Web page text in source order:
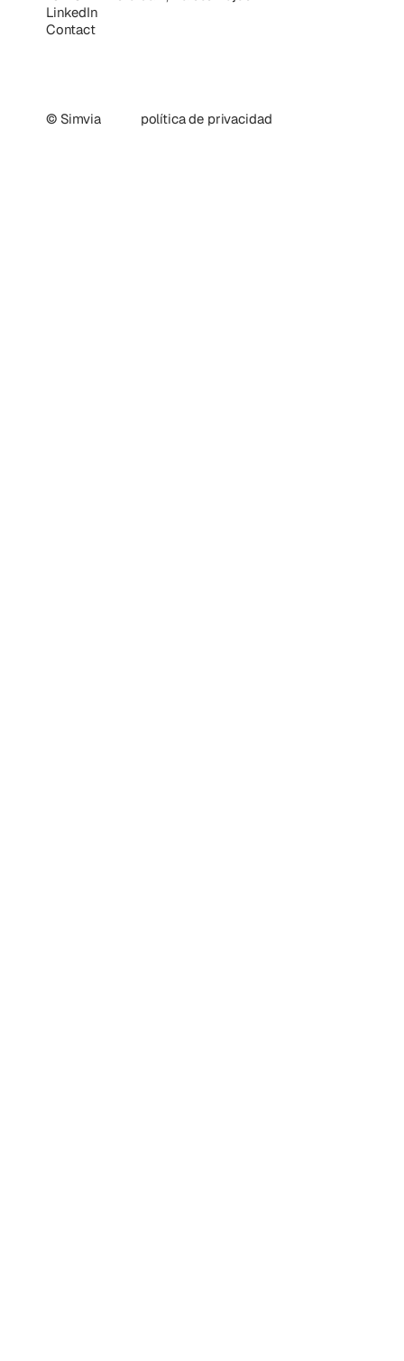
LinkedIn
Contact
© Simvia política de privacidad